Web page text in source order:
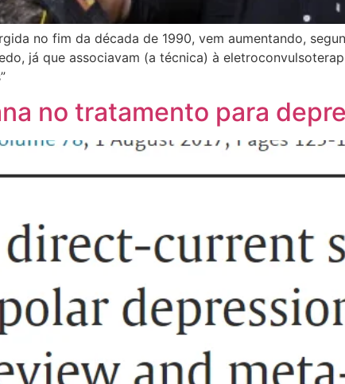
no fim da década de 1990, vem aumentando,
já que associavam (a técnica) à
no tratamento para